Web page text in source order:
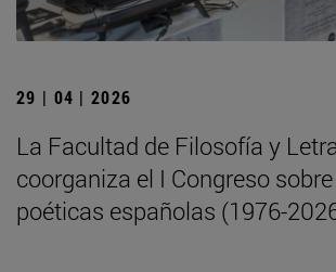
29 | 04 | 2026
La Facultad de Filosofía y
coorganiza el I Congreso
poéticas españolas (1976-